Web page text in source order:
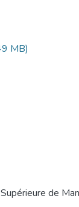
MB)
de